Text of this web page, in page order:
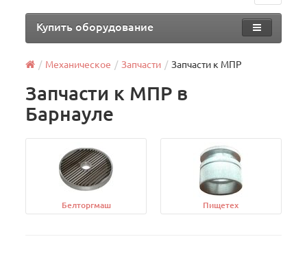
Купить оборудование
Механическое Запчасти Запчасти к МПР
Запчасти к МПР в
Барнауле
Белторгмаш Пищетех